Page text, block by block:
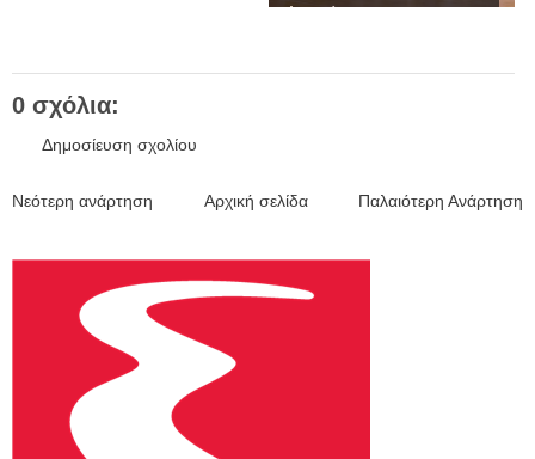
Λαμπίρη...
0 σχόλια:
Δημοσίευση σχολίου
Νεότερη ανάρτηση Παλαιότερη Ανάρτηση
Αρχική σελίδα